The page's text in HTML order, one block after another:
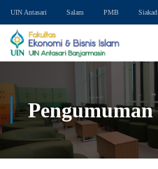
UIN Antasari Salam PMB Siakad
Pengumuman